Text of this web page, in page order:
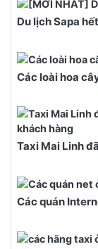
Du lịch Sapa
Các loài hoa
Taxi Mai Linh
Các quán